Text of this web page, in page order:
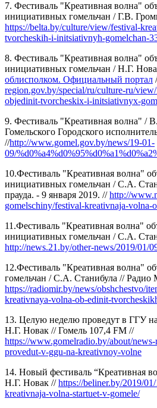
7. Фестиваль "Креативная волна"
инициативных гомельчан / Г.В.
https://belta.by/culture/view/festival-
tvorcheskih-i-initsiativnyh-gomelchan-
8. Фестиваль "Креативная волна"
инициативных гомельчан / Н.Г.
облисполком. Официальный портал
region.gov.by/special/ru/culture-ru/
objedinit-tvorcheskix-i-initsiativnyx-
9. Фестиваль "Креативная волна" /
Гомельского Городского
//http://www.gomel.gov.by/news/19-01-
09/
10.Фестиваль "Креативная волна"
инициативных гомельчан / С.А.
прауда. - 9 января 2019. //http://
gomelschiny/festival-kreativnaja-volna-
11.Фестиваль "Креативная волна"
инициативных гомельчан / С.А.
http://news.21.by/other-news/2019/01/
12.Фестиваль "Креативная волна"
гомельчан / С.А. Станибула //
https://radiomir.by/news/obshchestvo/
kreativnaya-volna-ob-edinit-
13. Целую неделю проведут в ГГУ
Н.Г. Новак // Гомель 107,4 FM //
https://www.gomelradio.by/about/
provedut-v-ggu-na-kreativnoy-volne
14. Новый фестиваль “Креативная
Н.Г. Новак //https://beliner.by/2019/
kreativnaja-volna-startuet-v-gomele/